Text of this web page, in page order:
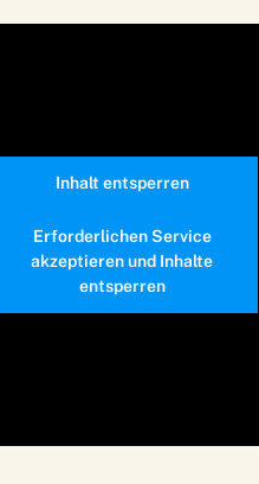
Inhalt entsperren
Erforderlichen Service
akzeptieren und Inhalte
entsperren